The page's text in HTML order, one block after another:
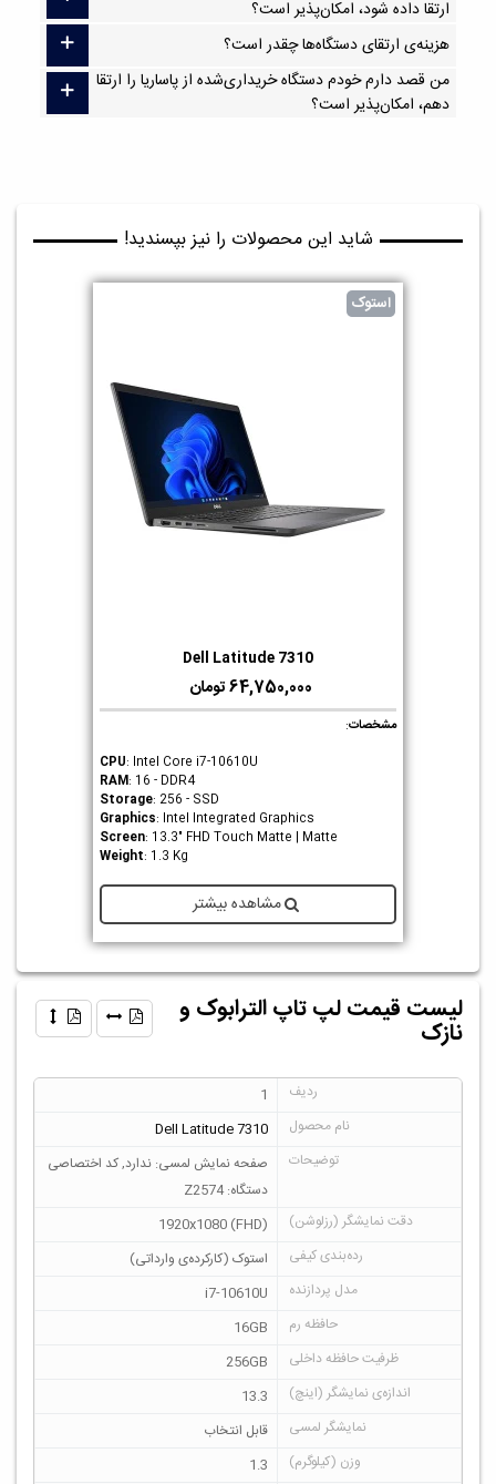
ارتقا داده شود، امکان‌پذیر است؟
هزینه‌ی ارتقای دستگاه‌ها چقدر است؟
من قصد دارم خودم دستگاه خریداری‌شده از پاساریا را ارتقا
دهم، امکان‌پذیر است؟
شاید این محصولات را نیز بپسندید!
استوک
Dell Latitude 7310
64,750,000 تومان
مشخصات:
CPU: Intel Core i7-10610U
RAM: 16 - DDR4
Storage: 256 - SSD
Graphics: Intel Integrated Graphics
Screen: 13.3" FHD Touch Matte | Matte
Weight: 1.3 Kg
مشاهده بیشتر
لیست قیمت لپ تاپ الترابوک و
نازک
1
Dell Latitude 7310
صفحه نمایش لمسی: ندارد, کد اختصاصی
دستگاه: Z2574
1920x1080 (FHD)
استوک (کارکرده‌ی وارداتی)
i7-10610U
16GB
256GB
13.3
قابل انتخاب
1.3